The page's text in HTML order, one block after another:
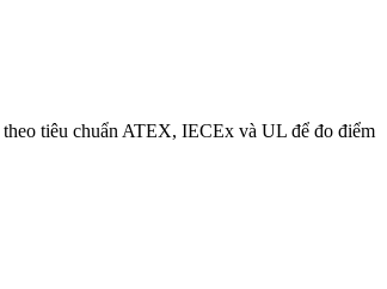
tiêu chuẩn ATEX, IECEx và UL để đo điểm